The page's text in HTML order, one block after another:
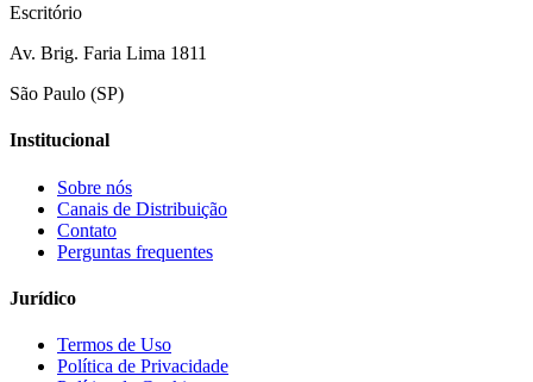
Escritório
Av. Brig. Faria Lima 1811
São Paulo (SP)
Institucional
Sobre nós
Canais de Distribuição
Contato
Perguntas frequentes
Jurídico
Termos de Uso
Política de Privacidade